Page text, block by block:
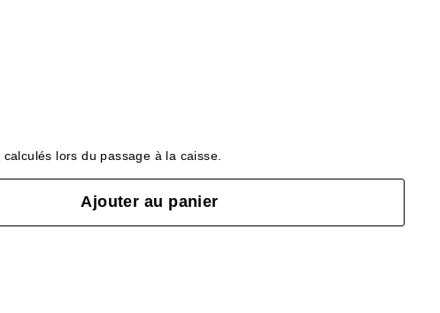
calculés lors du passage à la caisse.
Ajouter au panier